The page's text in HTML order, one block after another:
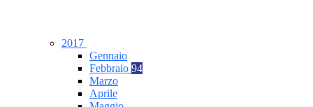
2017
Gennaio
Febbraio 94
Marzo
Aprile